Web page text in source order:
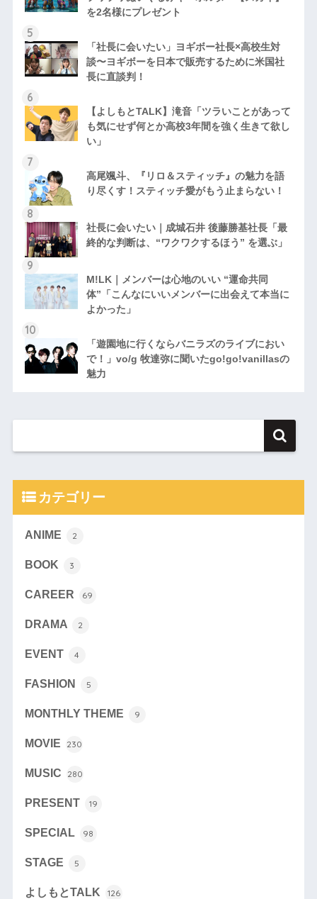
を2名様にプレゼント
「社長に会いたい」ヨギボー社長×高校生対
談〜ヨギボーを日本で販売するために米国社
長に直談判！
【よしもとTALK】滝音「ツラいことがあって
も気にせず何とか高校3年間を強く生きて欲し
い」
高尾颯斗、『リロ＆スティッチ』の魅力を語
り尽くす！スティッチ愛がもう止まらない！
社長に会いたい｜成城石井 後藤勝基社長「最
終的な判断は、“ワクワクするほう” を選ぶ」
M!LK｜メンバーは心地のいい “運命共同
体”「こんなにいいメンバーに出会えて本当に
よかった」
「遊園地に行くならバニラズのライブにおい
で！」vo/g 牧達弥に聞いたgo!go!vanillasの
魅力
カテゴリー
ANIME 2
BOOK 3
CAREER 69
DRAMA 2
EVENT 4
FASHION 5
MONTHLY THEME 9
MOVIE 230
MUSIC 280
PRESENT 19
SPECIAL 98
STAGE 5
よしもとTALK 126